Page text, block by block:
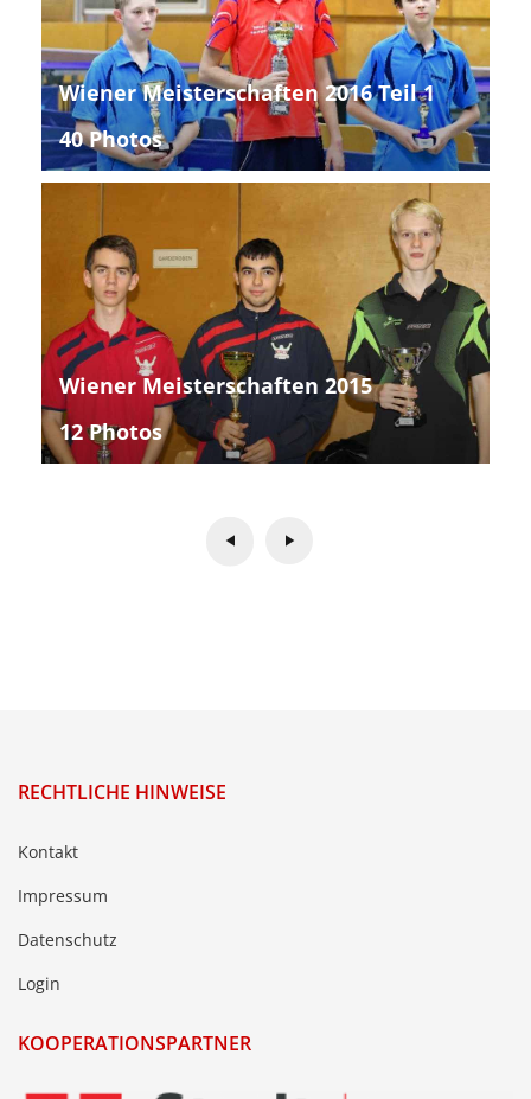
Wiener Meisterschaften 2016 Teil 1
40 Photos
Wiener Meisterschaften 2015
12 Photos
RECHTLICHE HINWEISE
Kontakt
Impressum
Datenschutz
Login
KOOPERATIONSPARTNER